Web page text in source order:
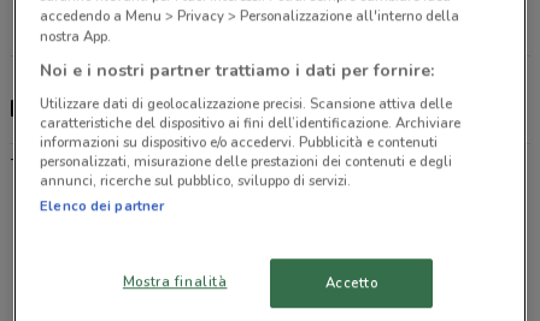
Tutti i negozi Enerpoint
Enerpoint, offerte e negozi
-
Offerte volantini e cataloghi per città nelle vicinanze
accedendo a Menu > Privacy > Personalizzazione all'interno della
nostra App.
Noi e i nostri partner trattiamo i dati per fornire:
Utilizzare dati di geolocalizzazione precisi. Scansione attiva delle
caratteristiche del dispositivo ai fini dell’identificazione. Archiviare
informazioni su dispositivo e/o accedervi. Pubblicità e contenuti
personalizzati, misurazione delle prestazioni dei contenuti e degli
annunci, ricerche sul pubblico, sviluppo di servizi.
Elenco dei partner
Mostra finalità Accetto